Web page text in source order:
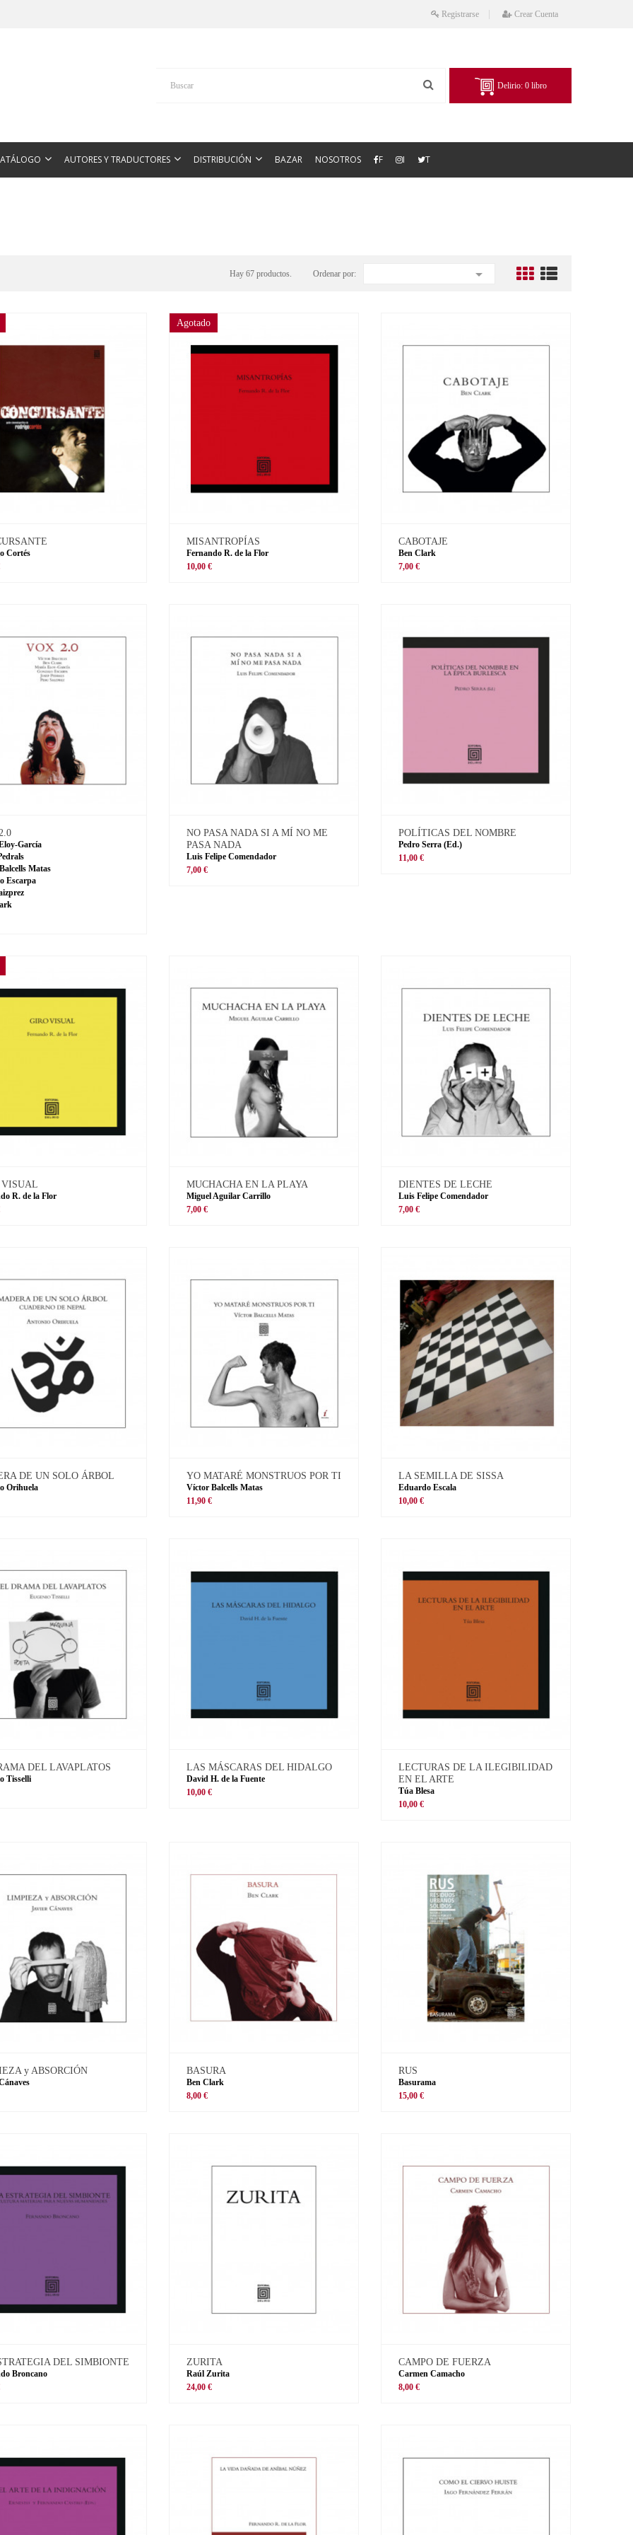
Registrarse Crear Cuenta
Delirio: 0 libro
AUTORES Y TRADUCTORES DISTRIBUCIÓN BAZAR NOSOTROS F I T
Hay 67 productos. Ordenar por: 
Cortés
Agotado
MISANTROPÍAS
Fernando R. de la Flor
10,00 €
CABOTAJE
Ben Clark
7,00 €
García
Matas
Escarpa
NO PASA NADA SI A MÍ NO ME
PASA NADA
Luis Felipe Comendador
7,00 €
POLÍTICAS DEL NOMBRE
Pedro Serra (Ed.)
11,00 €
VISUAL
R. de la Flor
MUCHACHA EN LA PLAYA
Miguel Aguilar Carrillo
7,00 €
DIENTES DE LECHE
Luis Felipe Comendador
7,00 €
DE UN SOLO ÁRBOL
Orihuela
YO MATARÉ MONSTRUOS POR TI
Víctor Balcells Matas
11,90 €
LA SEMILLA DE SISSA
Eduardo Escala
10,00 €
DEL LAVAPLATOS
Tisselli
LAS MÁSCARAS DEL HIDALGO
David H. de la Fuente
10,00 €
LECTURAS DE LA ILEGIBILIDAD
EN EL ARTE
Túa Blesa
10,00 €
y ABSORCIÓN BASURA
Ben Clark
8,00 €
RUS
Basurama
15,00 €
DEL SIMBIONTE
Broncano
ZURITA
Raúl Zurita
24,00 €
CAMPO DE FUERZA
Carmen Camacho
8,00 €